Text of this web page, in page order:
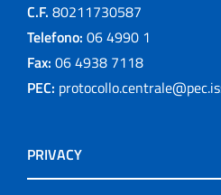
C.F. 80211730587
Telefono: 06 4990 1
Fax: 06 4938 7118
PEC:
PRIVACY